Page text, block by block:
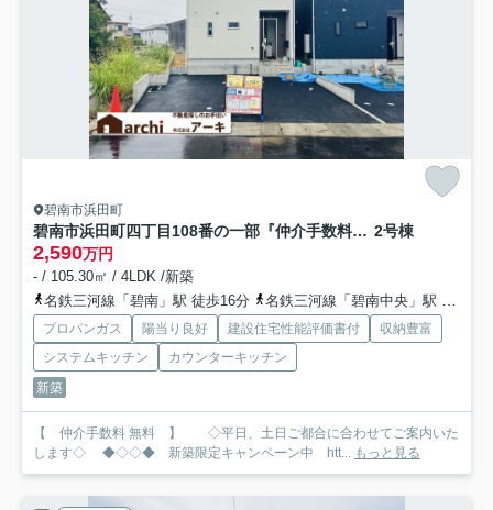
碧南市浜田町
碧南市浜田町四丁目108番の一部『仲介手数料無料』新築一戸建て・建売 2号棟
2,590万円
- / 105.30㎡ / 4LDK /新築
名鉄三河線「碧南」駅 徒歩16分
名鉄三河線「碧南中央」駅 徒歩37分
プロパンガス 陽当り良好 建設住宅性能評価書付
収納豊富
システムキッチン
カウンターキッチン
新築
【 仲介手数料 無料 】 ◇平日、土日ご都合に合わせてご案内いた
します◇ ◆◇◇◆ 新築限定キャンペーン中 htt... もっと見る